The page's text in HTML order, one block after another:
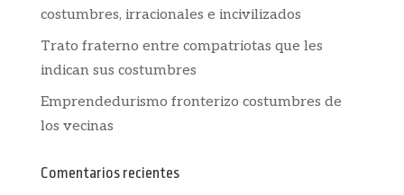
costumbres, irracionales e incivilizados
Trato fraterno entre compatriotas que les
indican sus costumbres
Emprendedurismo fronterizo costumbres de
los vecinas
Comentarios recientes